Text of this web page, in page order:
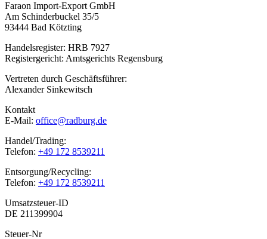
Faraon Import-Export GmbH
Am Schinderbuckel 35/5
93444 Bad Kötzting
Handelsregister: HRB 7927
Registergericht: Amtsgerichts Regensburg
Vertreten durch Geschäftsführer:
Alexander Sinkewitsch
Kontakt
E-Mail: office@radburg.de
Handel/Trading:
Telefon: +49 172 8539211
Entsorgung/Recycling:
Telefon: +49 172 8539211
Umsatzsteuer-ID
DE 211399904
Steuer-Nr